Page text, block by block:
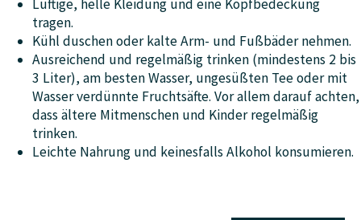
Luftige, helle Kleidung und eine Kopfbedeckung
tragen.
Kühl duschen oder kalte Arm- und Fußbäder nehmen.
Ausreichend und regelmäßig trinken (mindestens 2 bis
3 Liter), am besten Wasser, ungesüßten Tee oder mit
Wasser verdünnte Fruchtsäfte. Vor allem darauf achten,
dass ältere Mitmenschen und Kinder regelmäßig
trinken.
Leichte Nahrung und keinesfalls Alkohol konsumieren.